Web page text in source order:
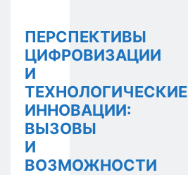
ПЕРСПЕКТИВЫ
ЦИФРОВИЗАЦИИ
И
ТЕХНОЛОГИЧЕСКИЕ
ИННОВАЦИИ:
ВЫЗОВЫ
И
ВОЗМОЖНОСТИ